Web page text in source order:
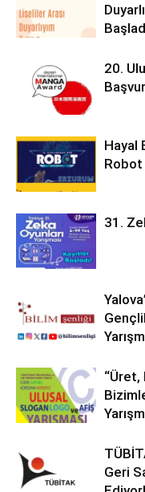
20.
Hayal
Robot
31.
“Üret,
Geri